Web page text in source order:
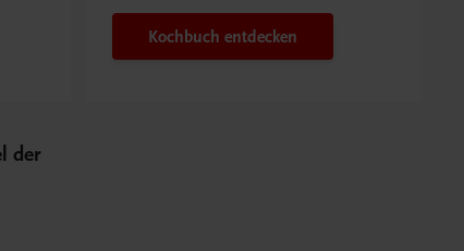
der
Kochbuch entdecken